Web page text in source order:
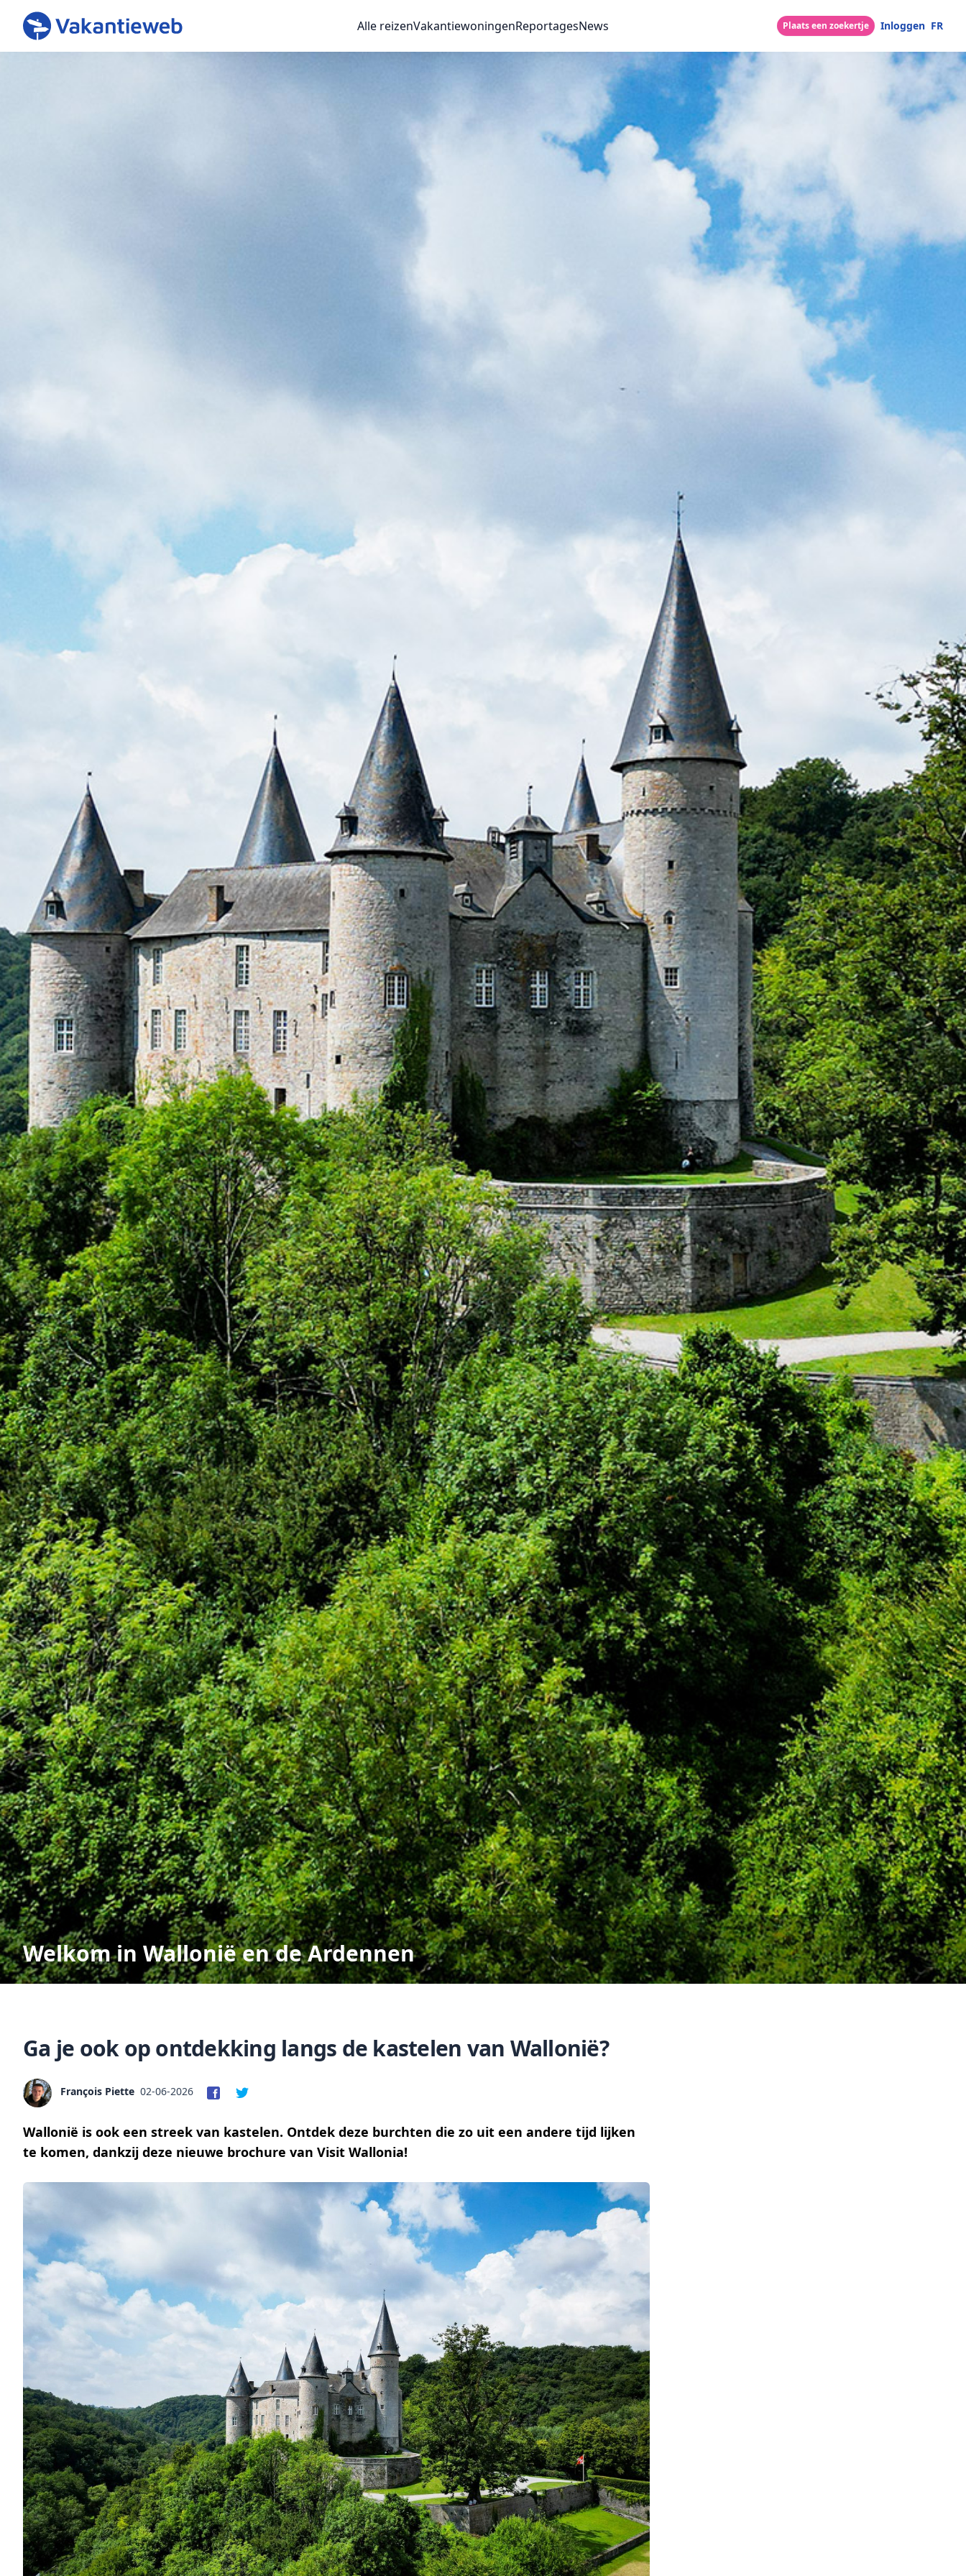
Alle reizenVakantiewoningenReportagesNews Plaats een zoekertje Inloggen FR
Welkom in Wallonië en de Ardennen
Ga je ook op ontdekking langs de kastelen van Wallonië?
François Piette 02-06-2026
Wallonië is ook een streek van kastelen. Ontdek deze burchten die zo uit een andere tijd lijken
te komen, dankzij deze nieuwe brochure van Visit Wallonia!